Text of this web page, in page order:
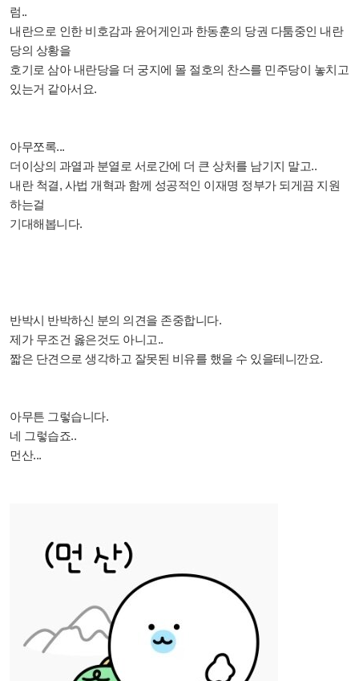
럼..
내란으로 인한 비호감과 윤어게인과 한동훈의 당권 다툼중인 내란
당의 상황을
호기로 삼아 내란당을 더 궁지에 몰 절호의 찬스를 민주당이 놓치고
있는거 같아서요.
아무쪼록...
더이상의 과열과 분열로 서로간에 더 큰 상처를 남기지 말고..
내란 척결, 사법 개혁과 함께 성공적인 이재명 정부가 되게끔 지원
하는걸
기대해봅니다.
반박시 반박하신 분의 의견을 존중합니다.
제가 무조건 옳은것도 아니고..
짧은 단견으로 생각하고 잘못된 비유를 했을 수 있을테니깐요.
아무튼 그렇습니다.
네 그렇습죠..
먼산...